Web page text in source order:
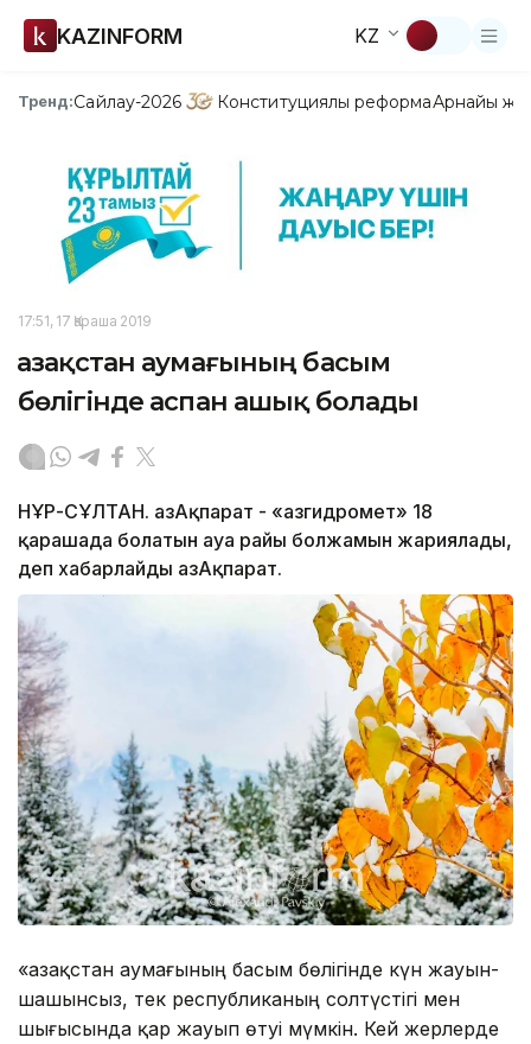
KAZINFORM KZ
Тренд:Сайлау-2026 Конституциялық реформаАрнайы
17:51, 17 Қараша 2019
Қазақстан аумағының басым
бөлігінде аспан ашық болады
НҰР-СҰЛТАН. ҚазАқпарат - «Қазгидромет» 18
қарашада болатын ауа райы болжамын жариялады,
деп хабарлайды ҚазАқпарат.
«Қазақстан аумағының басым бөлігінде күн жауын-
шашынсыз, тек республиканың солтүстігі мен
шығысында қар жауып өтуі мүмкін. Кей жерлерде